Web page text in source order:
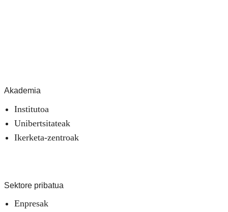
Akademia
Institutoa
Unibertsitateak
Ikerketa-zentroak
Sektore pribatua
Enpresak